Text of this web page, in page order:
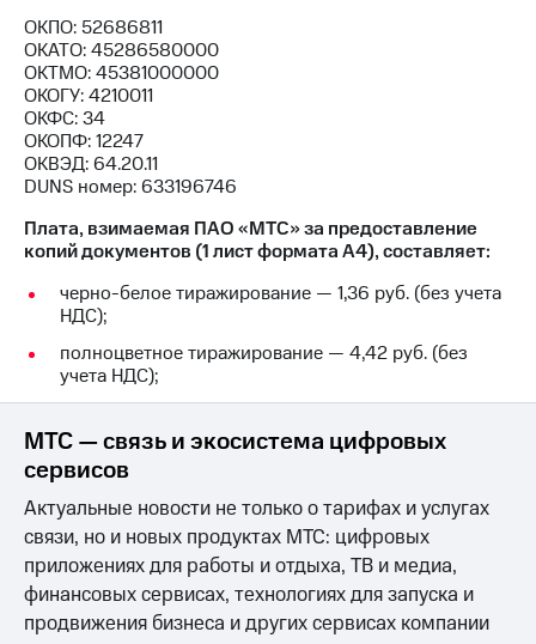
Новости
в
регионе
и акционерам
Корпоративное
управление
Корпоративный
секретарь
Раскрытие
информации
Информация
акционерам
Документы
ПАО
Собрания
акционеров
кабинет
акционера
Акционерный
капитал
Контроль
и
ОКПО: 52686811
ОКАТО: 45286580000
ОКТМО: 45381000000
ОКОГУ: 4210011
ОКФС: 34
ОКОПФ: 12247
ОКВЭД: 64.20.11
DUNS номер: 633196746
Плата, взимаемая ПАО «МТС» за предоставление
копий документов (1 лист формата А4), составляет:
черно-белое тиражирование — 1,36 руб. (без учета
НДС);
полноцветное тиражирование — 4,42 руб. (без
учета НДС);
МТС — связь и экосистема цифровых
сервисов
Актуальные новости не только о тарифах и услугах
связи, но и новых продуктах МТС: цифровых
приложениях для работы и отдыха, ТВ и медиа,
финансовых сервисах, технологиях для запуска и
продвижения бизнеса и других сервисах компании